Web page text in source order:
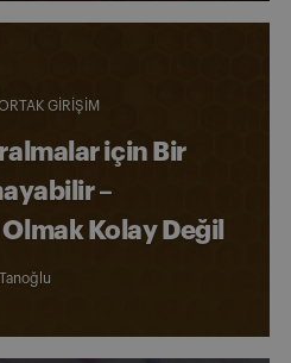
GIRIŞIM
için Bir
–
Kolay Değil